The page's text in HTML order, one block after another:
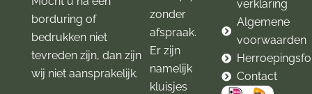
borduring of
bedrukken niet
tevreden zijn, dan zijn
wij niet aansprakelijk.
zonder
afspraak.
Er zijn
namelijk
kluisjes
verklaring
Algemene
voorwaarden
Contact